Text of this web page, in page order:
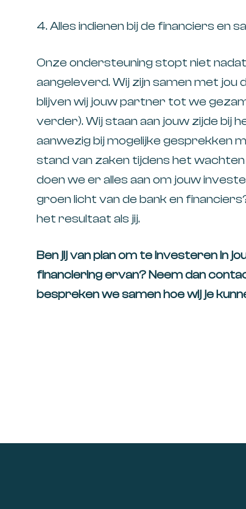
4. Alles indienen bij de financiers en
Onze ondersteuning stopt niet
aangeleverd. Wij zijn samen met
blijven wij jouw partner tot we
verder). Wij staan aan jouw zijde bij
aanwezig bij mogelijke gesprekken
stand van zaken tijdens het
doen we er alles aan om jouw
groen licht van de bank en
het resultaat als jij.
Ben jij van plan om te investeren in
financiering ervan? Neem dan
bespreken we samen hoe wij je